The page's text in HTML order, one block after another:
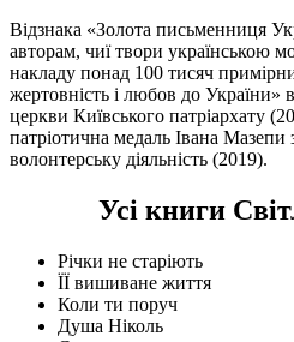
Відзнака «Золота письменниця
авторам, чиї твори українською
накладу понад 100 тисяч
жертовність і любов до України»
церкви Київського патріархату
патріотична медаль Івана Мазепи
волонтерську діяльність (2019).
Усі книги
Річки не старіють
ЇЇ вишиване життя
Коли ти поруч
Душа Ніколь